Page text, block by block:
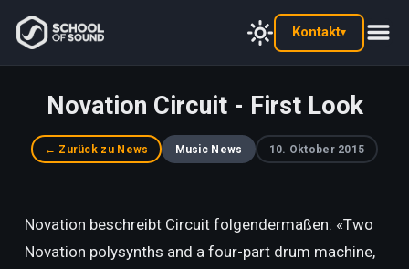
Kontakt▾
Novation Circuit - First Look
← Zurück zu News Music News 10. Oktober 2015
Novation beschreibt Circuit folgendermaßen: «Two
Novation polysynths and a four-part drum machine,